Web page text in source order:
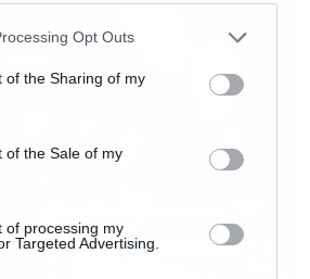
app uses one or more Google
or usage behaviour. You may click to
to Google and its third-party tags to
specified purposes in below Google
Opt Outs
of the Sharing of my
of the Sale of my
of processing my
Targeted Advertising.
της κοινότητας των
του βρετανική
τον Μπόρις Τζόνσον, θα
γραφειοκρατία που